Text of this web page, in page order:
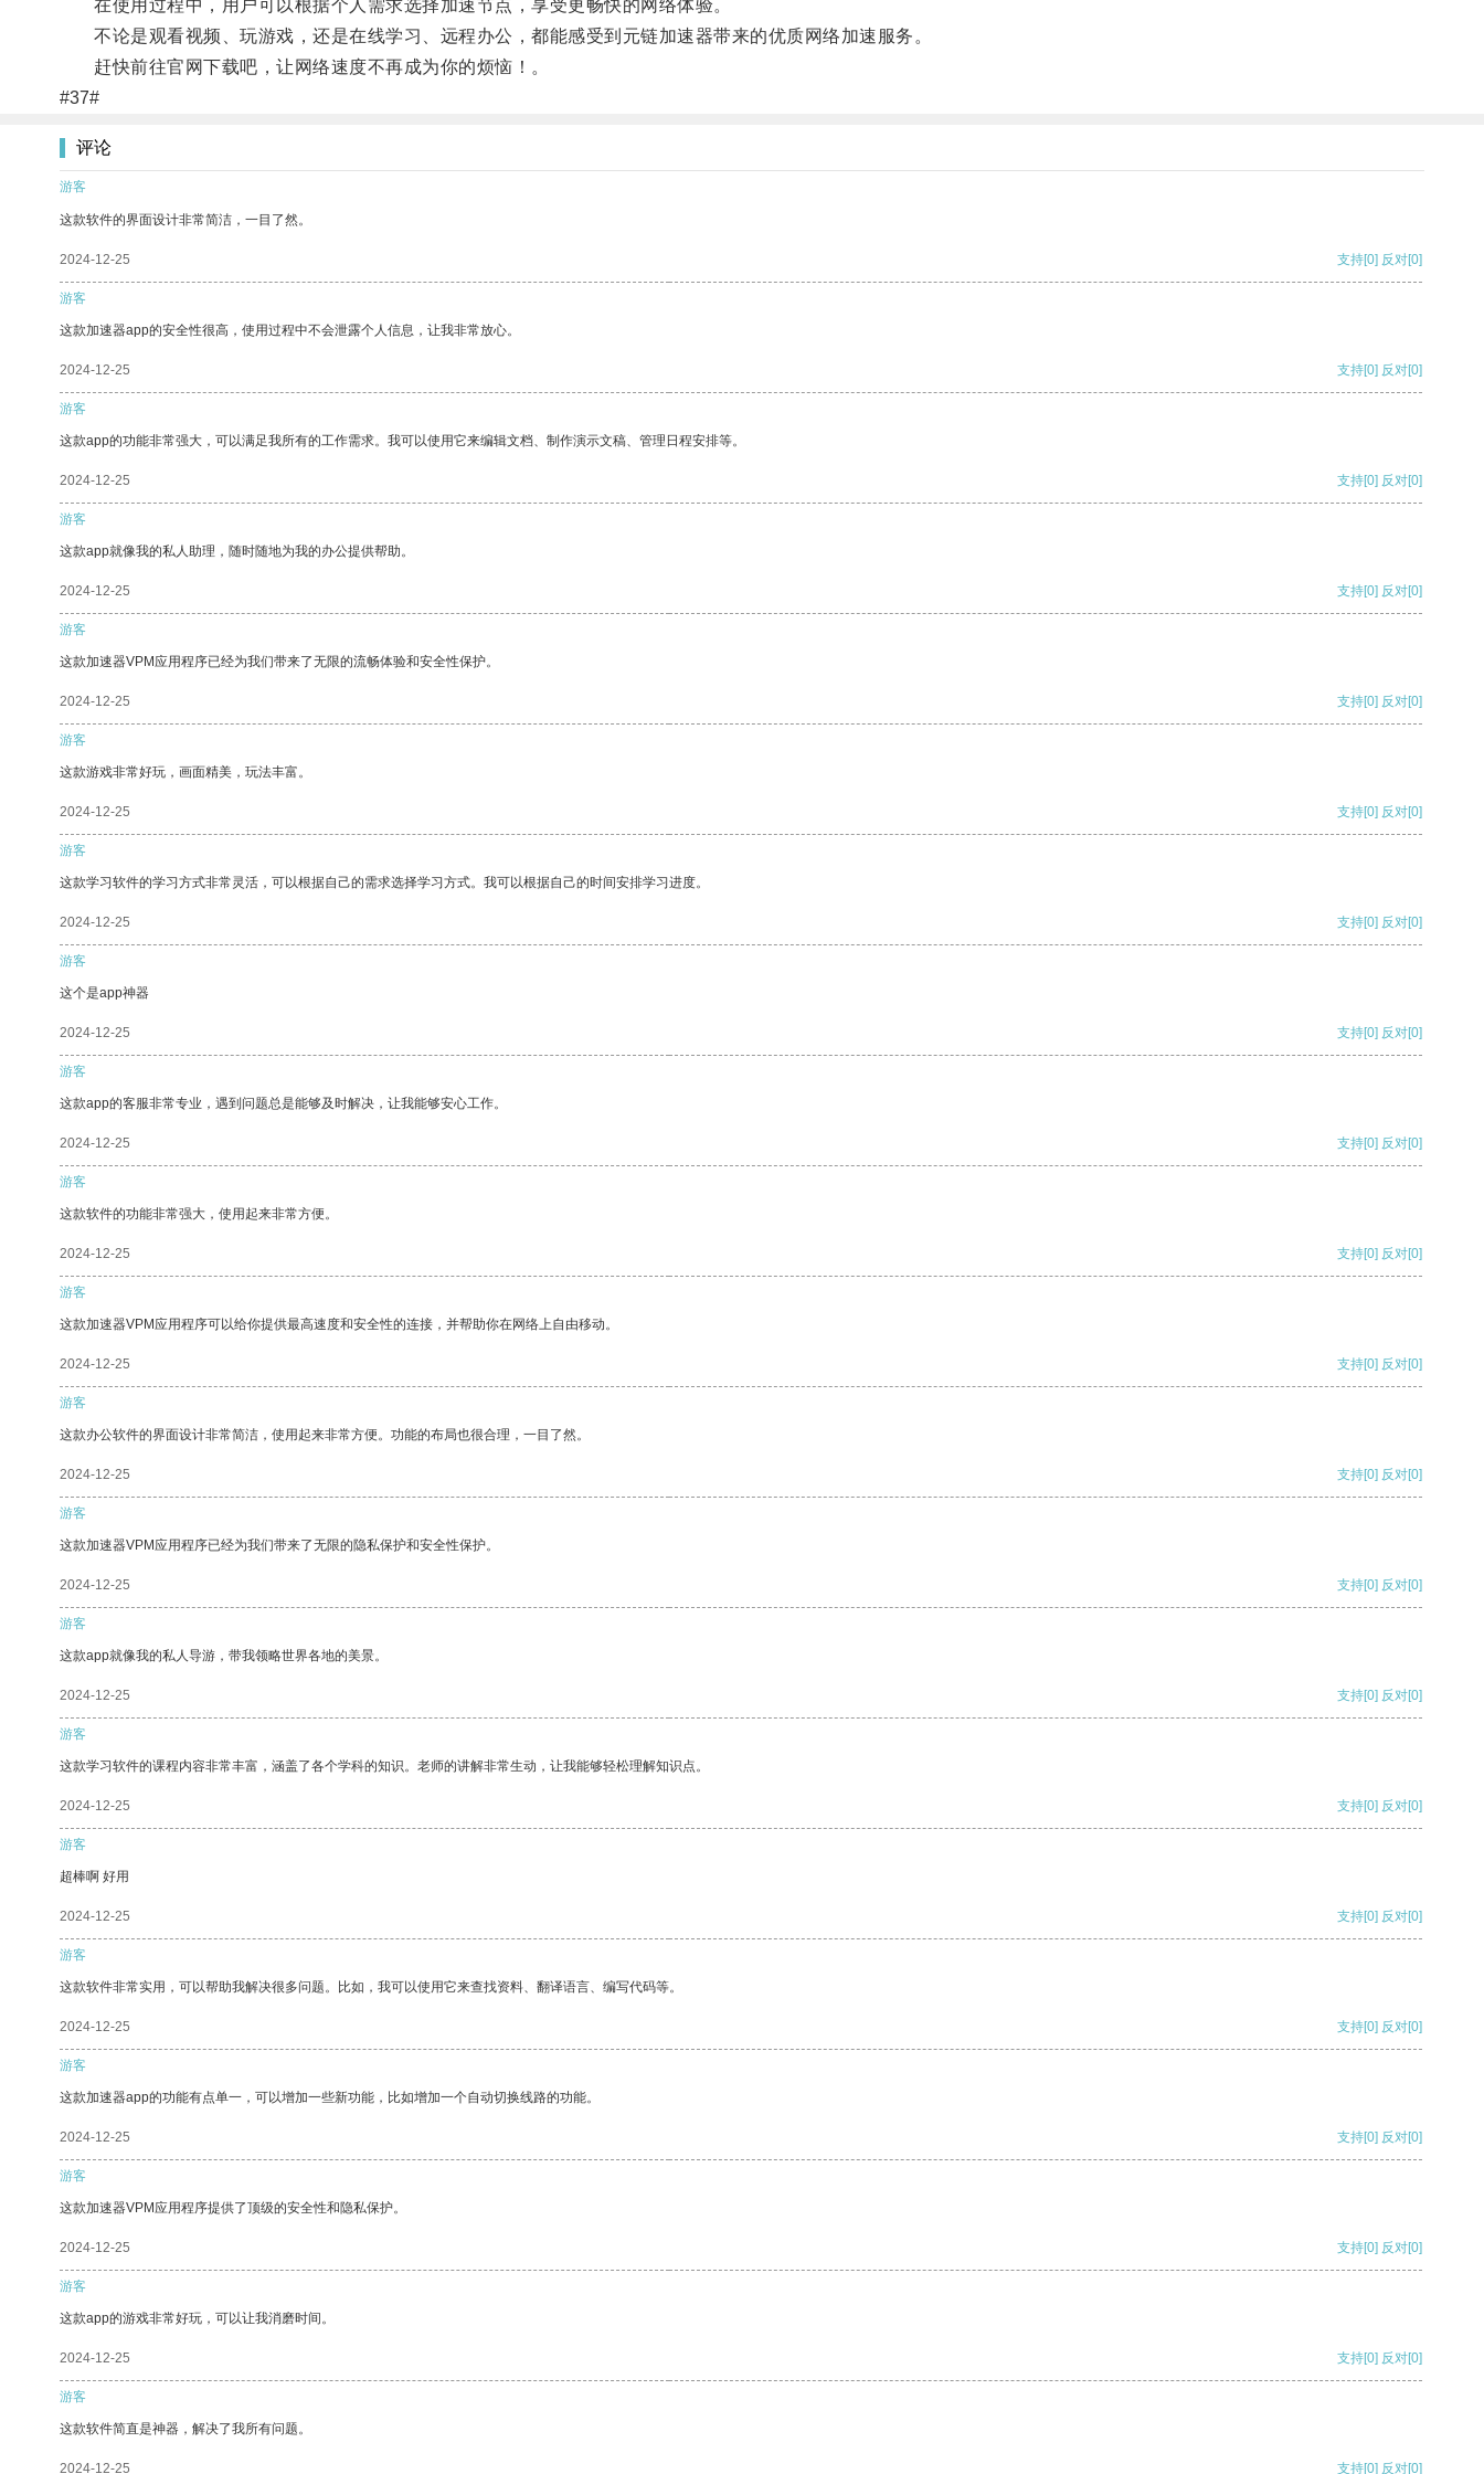
在使用过程中，用户可以根据个人需求选择加速节点，享受更畅快的网络体验。
不论是观看视频、玩游戏，还是在线学习、远程办公，都能感受到元链加速器带来的优质网络加速服务。
赶快前往官网下载吧，让网络速度不再成为你的烦恼！。
#37#
评论
游客
这款软件的界面设计非常简洁，一目了然。
2024-12-25 支持[0] 反对[0]
游客
这款加速器app的安全性很高，使用过程中不会泄露个人信息，让我非常放心。
2024-12-25 支持[0] 反对[0]
游客
这款app的功能非常强大，可以满足我所有的工作需求。我可以使用它来编辑文档、制作演示文稿、管理日程安排等。
2024-12-25 支持[0] 反对[0]
游客
这款app就像我的私人助理，随时随地为我的办公提供帮助。
2024-12-25 支持[0] 反对[0]
游客
这款加速器VPM应用程序已经为我们带来了无限的流畅体验和安全性保护。
2024-12-25 支持[0] 反对[0]
游客
这款游戏非常好玩，画面精美，玩法丰富。
2024-12-25 支持[0] 反对[0]
游客
这款学习软件的学习方式非常灵活，可以根据自己的需求选择学习方式。我可以根据自己的时间安排学习进度。
2024-12-25 支持[0] 反对[0]
游客
这个是app神器
2024-12-25 支持[0] 反对[0]
游客
这款app的客服非常专业，遇到问题总是能够及时解决，让我能够安心工作。
2024-12-25 支持[0] 反对[0]
游客
这款软件的功能非常强大，使用起来非常方便。
2024-12-25 支持[0] 反对[0]
游客
这款加速器VPM应用程序可以给你提供最高速度和安全性的连接，并帮助你在网络上自由移动。
2024-12-25 支持[0] 反对[0]
游客
这款办公软件的界面设计非常简洁，使用起来非常方便。功能的布局也很合理，一目了然。
2024-12-25 支持[0] 反对[0]
游客
这款加速器VPM应用程序已经为我们带来了无限的隐私保护和安全性保护。
2024-12-25 支持[0] 反对[0]
游客
这款app就像我的私人导游，带我领略世界各地的美景。
2024-12-25 支持[0] 反对[0]
游客
这款学习软件的课程内容非常丰富，涵盖了各个学科的知识。老师的讲解非常生动，让我能够轻松理解知识点。
2024-12-25 支持[0] 反对[0]
游客
超棒啊 好用
2024-12-25 支持[0] 反对[0]
游客
这款软件非常实用，可以帮助我解决很多问题。比如，我可以使用它来查找资料、翻译语言、编写代码等。
2024-12-25 支持[0] 反对[0]
游客
这款加速器app的功能有点单一，可以增加一些新功能，比如增加一个自动切换线路的功能。
2024-12-25 支持[0] 反对[0]
游客
这款加速器VPM应用程序提供了顶级的安全性和隐私保护。
2024-12-25 支持[0] 反对[0]
游客
这款app的游戏非常好玩，可以让我消磨时间。
2024-12-25 支持[0] 反对[0]
游客
这款软件简直是神器，解决了我所有问题。
2024-12-25 支持[0] 反对[0]